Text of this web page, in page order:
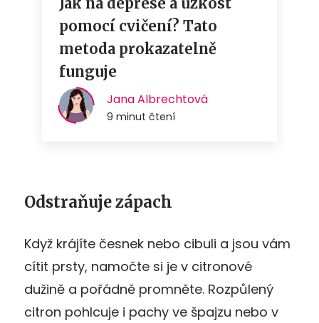
Odstraňuje zápach
Když krájíte česnek nebo cibuli a jsou vám
cítit prsty, namočte si je v citronové
dužině a pořádně promněte. Rozpůlený
citron pohlcuje i pachy ve špajzu nebo v